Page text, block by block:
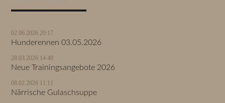
02.06.2026 20:17
Hunderennen 03.05.2026
28.03.2026 14:40
Neue Trainingsangebote 2026
08.02.2026 11:11
Närrische Gulaschsuppe